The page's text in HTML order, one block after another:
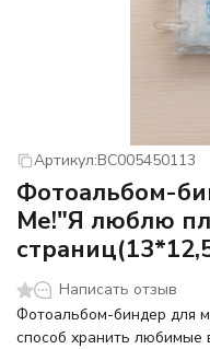
Артикул:BC005450113
Фотоальбом-
Me!"Я люблю
Написать отзыв
Фотоальбом-биндер для
способ хранить любимые